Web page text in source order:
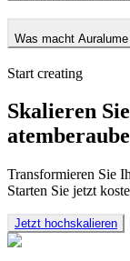
Was macht
Start creating
Skalieren
Transformieren Sie
Starten Sie jetzt
Jetzt hochskalieren